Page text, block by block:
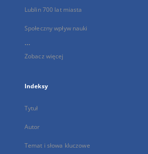
Lublin 700 lat miasta
Społeczny wpływ nauki
...
Zobacz więcej
Indeksy
Tytuł
Autor
Temat i słowa kluczowe